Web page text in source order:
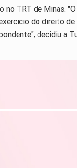
no TRT de Minas.
do direito
decidiu a